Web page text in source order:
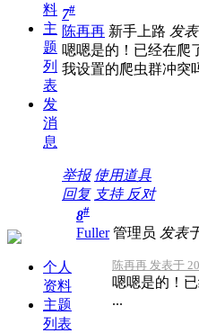
料
主
题
列
表
发
消
息
7#
陈再再 新手上路 发
嗯嗯是的！已经在爬
我设置的爬虫群冲突
举报 使用道具
回复 支持 反对
个人
资料
主题
列表
8#
Fuller 管理员 发表
陈再再 发表于
嗯嗯是的！
...